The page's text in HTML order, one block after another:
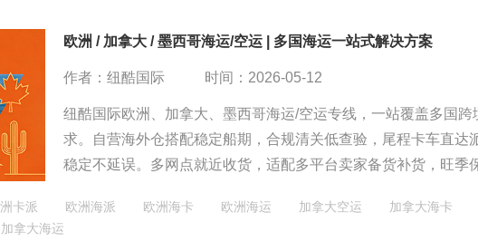
欧洲 / 加拿大 / 墨西哥海运/空运 | 多国海运一站式解决方案
作者：纽酷国际 时间：2026-05-12
纽酷国际欧洲、加拿大、墨西哥海运/空运专线，一站覆盖多国跨
求。自营海外仓搭配稳定船期，合规清关低查验，尾程卡车直达
稳定不延误。多网点就近收货，适配多平台卖家备货补货，旺季
卡派 欧洲海派 欧洲海卡 欧洲海运 加拿大空运
加拿大海卡
加拿大海运